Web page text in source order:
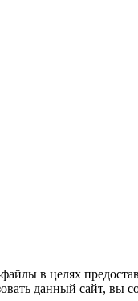
в целях
данный сайт, вы